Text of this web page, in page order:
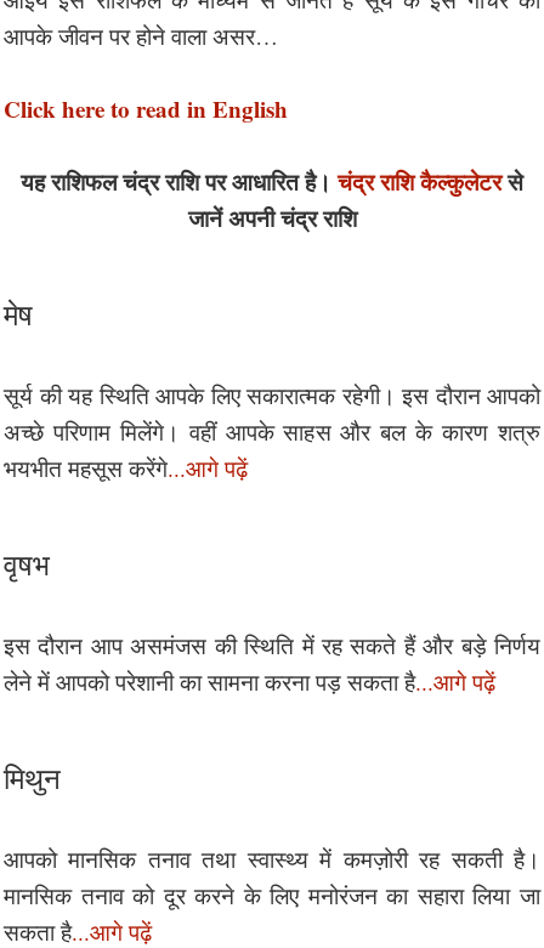
आपके जीवन पर होने वाला असर…
Click here to read in English
यह राशिफल चंद्र राशि पर आधारित है।चंद्र राशि कैल्कुलेटरसे
जानें अपनी चंद्र राशि
मेष
सूर्य की यह स्थिति आपके लिए सकारात्मक रहेगी। इस दौरान आपको
अच्छे परिणाम मिलेंगे। वहीं आपके साहस और बल के कारण शत्रु
भयभीत महसूस करेंगे...आगे पढ़ें
वृषभ
इस दौरान आप असमंजस की स्थिति में रह सकते हैं और बड़े निर्णय
लेने में आपको परेशानी का सामना करना पड़ सकता है...आगे पढ़ें
मिथुन
आपको मानसिक तनाव तथा स्वास्थ्य में कमज़ोरी रह सकती है।
मानसिक तनाव को दूर करने के लिए मनोरंजन का सहारा लिया जा
सकता है...आगे पढ़ें